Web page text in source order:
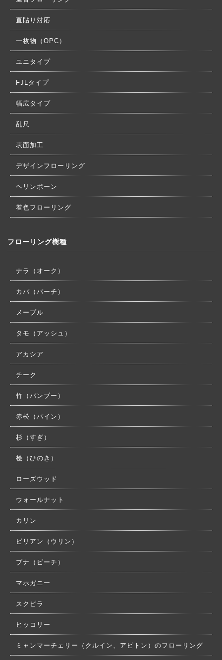
直貼り対応
一枚物（OPC）
ユニタイプ
FJLタイプ
幅広タイプ
乱尺
表面加工
デザインフローリング
ヘリンボーン
着色フローリング
フローリング樹種
ナラ（オーク）
カバ（バーチ）
メープル
タモ（アッシュ）
アカシア
チーク
竹（バンブー）
赤松（パイン）
杉（すぎ）
桧（ひのき）
ローズウッド
ウォールナット
カリン
ビリアン（ウリン）
ブナ（ビーチ）
マホガニー
スクピラ
ヒッコリー
ミャンマーチェリー（クルイン、アピトン）のフローリング